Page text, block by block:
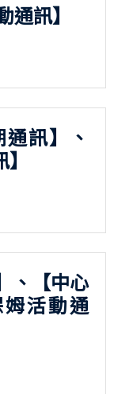
訊】
訊】、
、【中心
活動通